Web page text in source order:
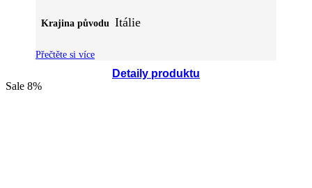
Detaily produktu
Krajina původu Itálie
Přečtěte si více
Sale 8%